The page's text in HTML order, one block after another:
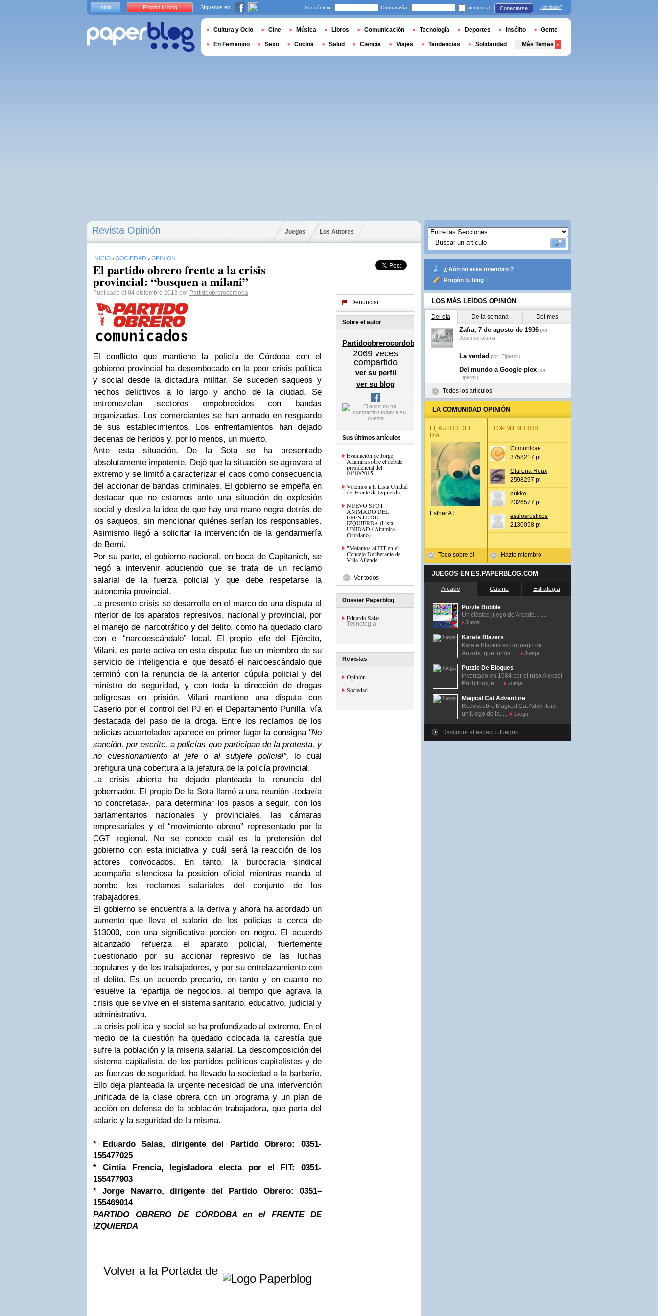
Revista Opinión Juegos Los Autores
INICIO › SOCIEDAD › OPINIÓN
El partido obrero frente a la crisis
provincial: “busquen a milani”
Publicado el 04 diciembre 2013 por Partidoobrerocordoba
El conflicto que mantiene la policía de Córdoba con el
gobierno provincial ha desembocado en la peor crisis política
y social desde la dictadura militar. Se suceden saqueos y
hechos delictivos a lo largo y ancho de la ciudad. Se
entremezclan sectores empobrecidos con bandas
organizadas. Los comerciantes se han armado en resguardo
de sus establecimientos. Los enfrentamientos han dejado
decenas de heridos y, por lo menos, un muerto.
Ante esta situación, De la Sota se ha presentado
absolutamente impotente. Dejó que la situación se agravara al
extremo y se limitó a caracterizar el caos como consecuencia
del accionar de bandas criminales. El gobierno se empeña en
destacar que no estamos ante una situación de explosión
social y desliza la idea de que hay una mano negra detrás de
los saqueos, sin mencionar quiénes serían los responsables.
Asimismo llegó a solicitar la intervención de la gendarmería
de Berni.
Por su parte, el gobierno nacional, en boca de Capitanich, se
negó a intervenir aduciendo que se trata de un reclamo
salarial de la fuerza policial y que debe respetarse la
autonomía provincial.
La presente crisis se desarrolla en el marco de una disputa al
interior de los aparatos represivos, nacional y provincial, por
el manejo del narcotráfico y del delito, como ha quedado claro
con el “narcoescándalo” local. El propio jefe del Ejército,
Milani, es parte activa en esta disputa; fue un miembro de su
servicio de inteligencia el que desató el narcoescándalo que
terminó con la renuncia de la anterior cúpula policial y del
ministro de seguridad, y con toda la dirección de drogas
peligrosas en prisión. Milani mantiene una disputa con
Caserio por el control del PJ en el Departamento Punilla, vía
destacada del paso de la droga. Entre los reclamos de los
policías acuartelados aparece en primer lugar la consigna "No
sanción, por escrito, a policías que participan de la protesta, y
no cuestionamiento al jefe o al subjefe policial”, lo cual
prefigura una cobertura a la jefatura de la policía provincial.
La crisis abierta ha dejado planteada la renuncia del
gobernador. El propio De la Sota llamó a una reunión -todavía
no concretada-, para determinar los pasos a seguir, con los
parlamentarios nacionales y provinciales, las cámaras
empresariales y el “movimiento obrero” representado por la
CGT regional. No se conoce cuál es la pretensión del
gobierno con esta iniciativa y cuál será la reacción de los
actores convocados. En tanto, la burocracia sindical
acompaña silenciosa la posición oficial mientras manda al
bombo los reclamos salariales del conjunto de los
trabajadores.
El gobierno se encuentra a la deriva y ahora ha acordado un
aumento que lleva el salario de los policías a cerca de
$13000, con una significativa porción en negro. El acuerdo
alcanzado refuerza el aparato policial, fuertemente
cuestionado por su accionar represivo de las luchas
populares y de los trabajadores, y por su entrelazamiento con
el delito. Es un acuerdo precario, en tanto y en cuanto no
resuelve la repartija de negocios, al tiempo que agrava la
crisis que se vive en el sistema sanitario, educativo, judicial y
administrativo.
La crisis política y social se ha profundizado al extremo. En el
medio de la cuestión ha quedado colocada la carestía que
sufre la población y la miseria salarial. La descomposición del
sistema capitalista, de los partidos políticos capitalistas y de
las fuerzas de seguridad, ha llevado la sociedad a la barbarie.
Ello deja planteada la urgente necesidad de una intervención
unificada de la clase obrera con un programa y un plan de
acción en defensa de la población trabajadora, que parta del
salario y la seguridad de la misma.
* Eduardo Salas, dirigente del Partido Obrero: 0351-
155477025
* Cintia Frencia, legisladora electa por el FIT: 0351-
155477903
* Jorge Navarro, dirigente del Partido Obrero: 0351–
155469014
PARTIDO OBRERO DE CÓRDOBA en el FRENTE DE
IZQUIERDA
Volver a la Portada de
Denunciar
Sobre el autor
Partidoobrerocordoba
2069 veces
compartido
ver su perfil
ver su blog
Sus últimos artículos
Evaluación de Jorge
Altamira sobre el debate
presidencial del
04/10/2015
Votemos a la Lista Unidad
del Frente de Izquierda
NUEVO SPOT
ANIMADO DEL
FRENTE DE
IZQUIERDA (Lista
UNIDAD / Altamira -
Giordano)
"Metamos al FIT en el
Concejo Deliberante de
Villa Allende"
Ver todos
Dossier Paperblog
Eduardo Salas
Tecnología
Revistas
Opinión
Sociedad
¿ Aún no eres miembro ?
Propón tu blog
LOS MÁS LEÍDOS OPINIÓN
Del día De la semana Del mes
Zafra, 7 de agosto de 1936 por
Josemarialama
La verdad por Elperdiu
Del mundo a Google plex por
Elperdiu
Todos los artículos
LA COMUNIDAD OPINIÓN
EL AUTOR DEL
DÍA
Esther A.l.
Todo sobre él
TOP MIEMBROS
Comunicae
3758217 pt
Clarena Roux
2598297 pt
pukko
2326577 pt
estilosrusticos
2130058 pt
Hazte miembro
JUEGOS EN ES.PAPERBLOG.COM
Arcade Casino Estrategia
Puzzle Bobble
Un clásico juego de Arcade. ......
Juega
Karate Blazers
Karate Blazers es un juego de
Arcade, que forma......
Juega
Puzzle De Bloques
Inventado en 1984 por el ruso Alekséi
Pázhitnov, e......
Juega
Magical Cat Adventure
Redescubre Magical Cat Adventure,
un juego de la......
Juega
Descubrir el espacio Juegos
Inicio Propón tu blog Síguenos en Seudónimo Contraseña memorizar Conectarse ¿olvidado?
Cultura y Ocio Cine Música Libros Comunicación Tecnología Deportes Insólito Gente
En Femenino Sexo Cocina Salud Ciencia Viajes Tendencias Solidaridad Más Temas